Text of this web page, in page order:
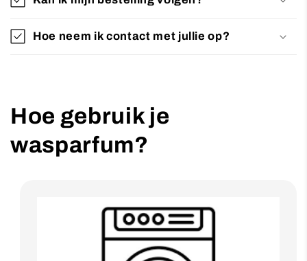
Hoe neem ik contact met jullie op?
Hoe gebruik je
wasparfum?